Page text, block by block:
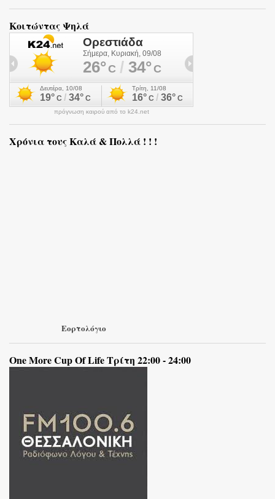
Κοιτώντας Ψηλά
πρόγνωση καιρού από το k24.net
Χρόνια τους Καλά & Πολλά ! ! !
Εορτολόγιο
One More Cup Of Life Τρίτη 22:00 - 24:00